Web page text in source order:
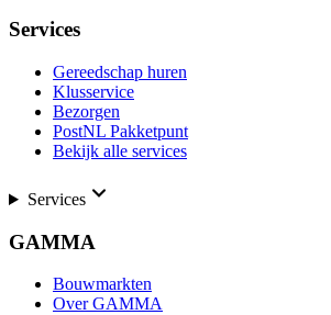
Services
Gereedschap huren
Klusservice
Bezorgen
PostNL Pakketpunt
Bekijk alle services
Services
GAMMA
Bouwmarkten
Over GAMMA